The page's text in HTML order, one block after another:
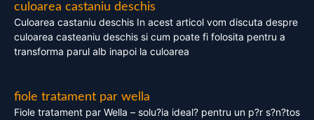
culoarea castaniu deschis
Culoarea castaniu deschis In acest articol vom discuta despre
culoarea casteaniu deschis si cum poate fi folosita pentru a
transforma parul alb inapoi la culoarea
fiole tratament par wella
Fiole tratament par Wella – solu?ia ideal? pentru un p?r s?n?tos